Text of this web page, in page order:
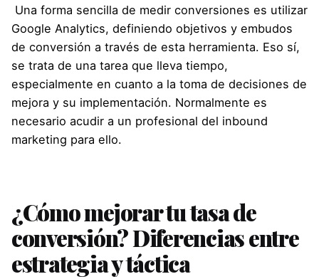
Una forma sencilla de medir conversiones es utilizar
Google Analytics, definiendo objetivos y embudos
de conversión a través de esta herramienta. Eso sí,
se trata de una tarea que lleva tiempo,
especialmente en cuanto a la toma de decisiones de
mejora y su implementación. Normalmente es
necesario acudir a un profesional del inbound
marketing para ello.
¿Cómo mejorar tu tasa de
conversión?Diferencias entre
estrategia y táctica